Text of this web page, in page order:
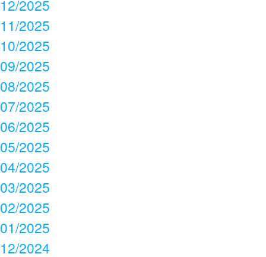
12/2025
11/2025
10/2025
09/2025
08/2025
07/2025
06/2025
05/2025
04/2025
03/2025
02/2025
01/2025
12/2024